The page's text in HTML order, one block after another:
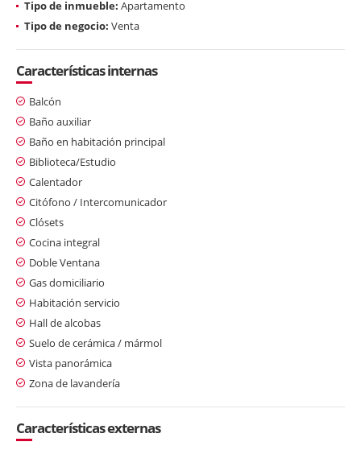
Tipo de inmueble: Apartamento
Tipo de negocio: Venta
Características internas
Balcón
Baño auxiliar
Baño en habitación principal
Biblioteca/Estudio
Calentador
Citófono / Intercomunicador
Clósets
Cocina integral
Doble Ventana
Gas domiciliario
Habitación servicio
Hall de alcobas
Suelo de cerámica / mármol
Vista panorámica
Zona de lavandería
Características externas